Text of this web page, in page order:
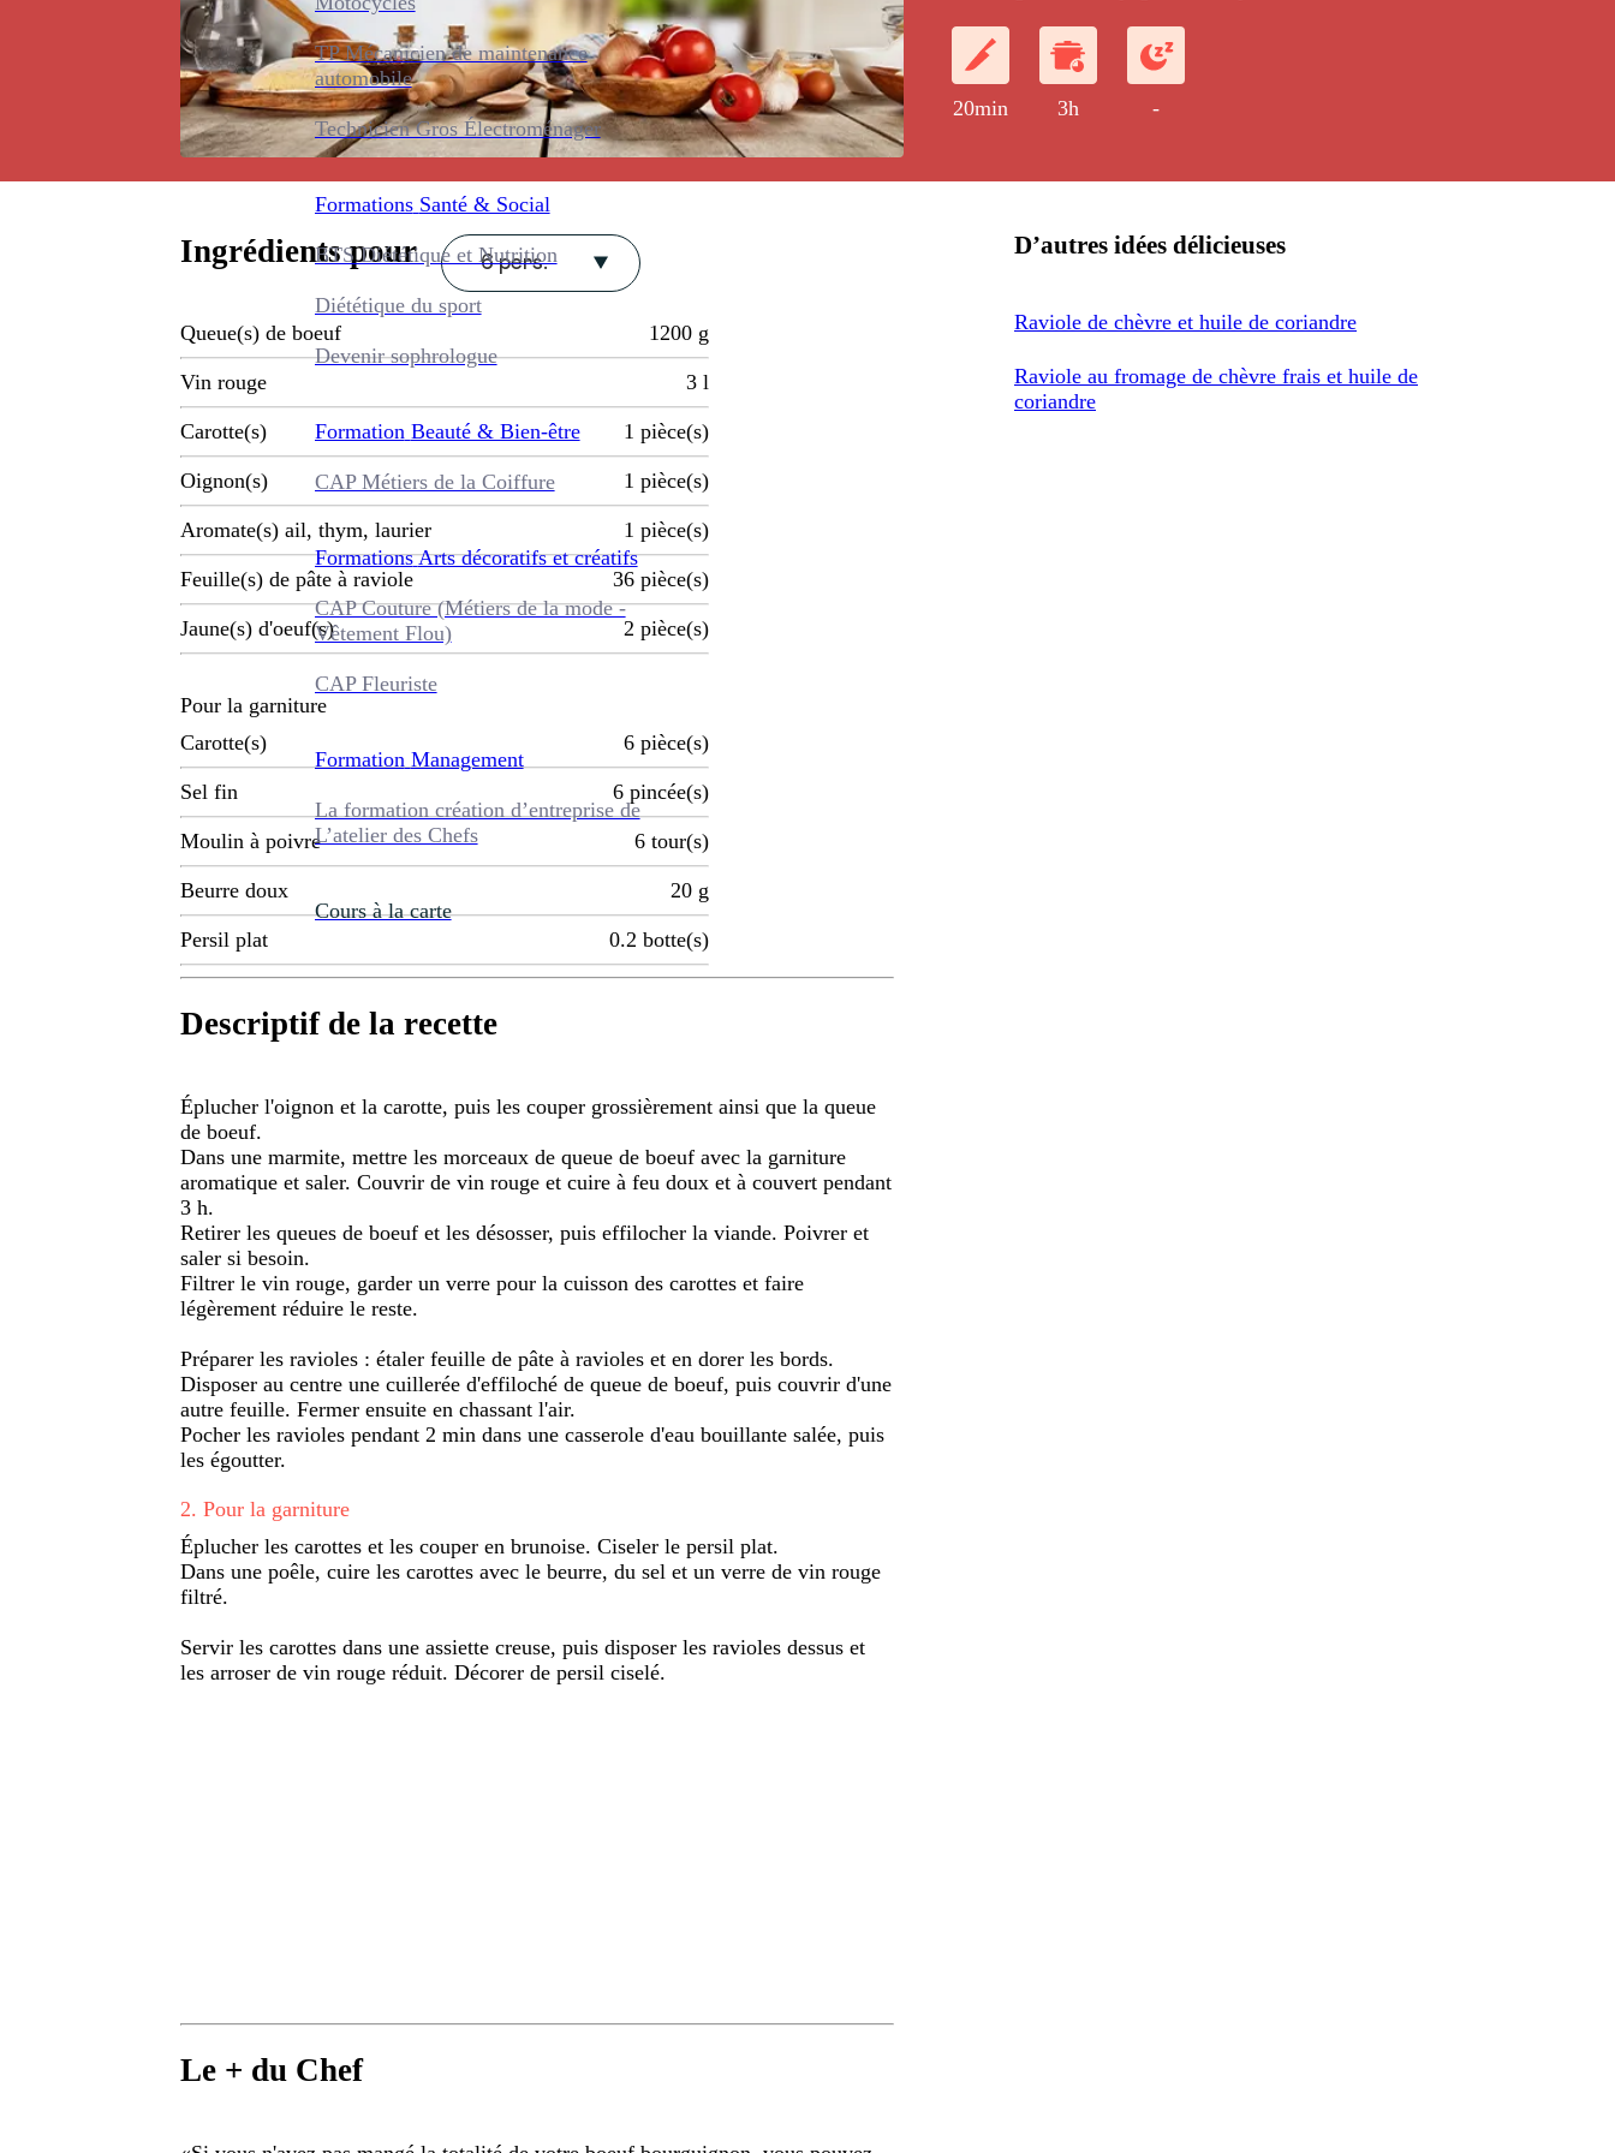
TP Mécanicien de maintenance
automobile
Technicien Gros Électroménager
Formations Santé & Social
BTS Diététique et Nutrition
Diététique du sport
Devenir sophrologue
Formation Beauté & Bien-être
CAP Métiers de la Coiffure
Formations Arts décoratifs et créatifs
CAP Couture (Métiers de la mode -
Vêtement Flou)
CAP Fleuriste
Formation Management
La formation création d’entreprise de
L’atelier des Chefs
Cours à la carte
20min 3h -
Ingrédients pour 6 pers.
Queue(s) de boeuf 1200 g
Vin rouge 3 l
Carotte(s) 1 pièce(s)
Oignon(s) 1 pièce(s)
Aromate(s) ail, thym, laurier 1 pièce(s)
Feuille(s) de pâte à raviole 36 pièce(s)
Jaune(s) d'oeuf(s) 2 pièce(s)
Pour la garniture
Carotte(s)
6 pièce(s)
Sel fin 6 pincée(s)
Moulin à poivre 6 tour(s)
Beurre doux 20 g
Persil plat 0.2 botte(s)
Descriptif de la recette
Éplucher l'oignon et la carotte, puis les couper grossièrement ainsi que la queue
de boeuf.
Dans une marmite, mettre les morceaux de queue de boeuf avec la garniture
aromatique et saler. Couvrir de vin rouge et cuire à feu doux et à couvert pendant
3 h.
Retirer les queues de boeuf et les désosser, puis effilocher la viande. Poivrer et
saler si besoin.
Filtrer le vin rouge, garder un verre pour la cuisson des carottes et faire
légèrement réduire le reste.
Préparer les ravioles : étaler feuille de pâte à ravioles et en dorer les bords.
Disposer au centre une cuillerée d'effiloché de queue de boeuf, puis couvrir d'une
autre feuille. Fermer ensuite en chassant l'air.
Pocher les ravioles pendant 2 min dans une casserole d'eau bouillante salée, puis
les égoutter.
2. Pour la garniture
Éplucher les carottes et les couper en brunoise. Ciseler le persil plat.
Dans une poêle, cuire les carottes avec le beurre, du sel et un verre de vin rouge
filtré.
Servir les carottes dans une assiette creuse, puis disposer les ravioles dessus et
les arroser de vin rouge réduit. Décorer de persil ciselé.
Le + du Chef
D’autres idées délicieuses
Raviole de chèvre et huile de coriandre
Raviole au fromage de chèvre frais et huile de
coriandre